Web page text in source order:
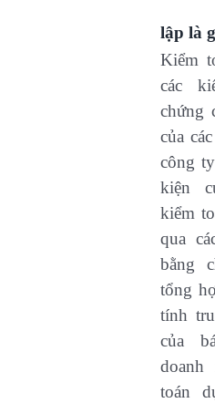
lập là
Kiểm
các
chứng
của
công
kiện
kiểm
qua
bằng
tổng
tính
của
doanh
toán